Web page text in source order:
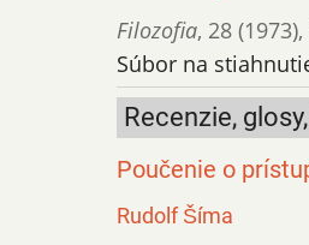
Filozofia, 28 (1973),
Súbor na
Recenzie,
Poučenie o
Rudolf Šíma